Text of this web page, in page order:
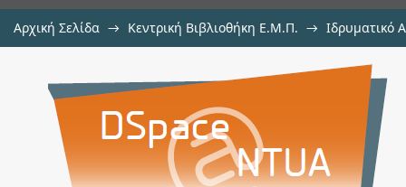
Αρχική Σελίδα → Κεντρική Βιβλιοθήκη Ε.Μ.Π. → Ιδρυματικό
Electrical properties of crystalline